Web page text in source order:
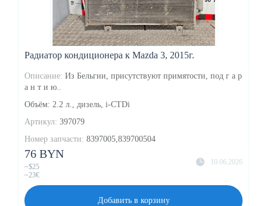
Радиатор кондиционера к Mazda 3, 2015г.
Описание: Из Бельгии, присутствуют примятости, под г а р
а н т и ю..
Объём: 2.2 л., дизель, i-CTDi
Артикул: 397079
Номер запчасти: 8397005,839700504
10.06.2026
76 BYN
~$25
~23€
Добавить в корзину